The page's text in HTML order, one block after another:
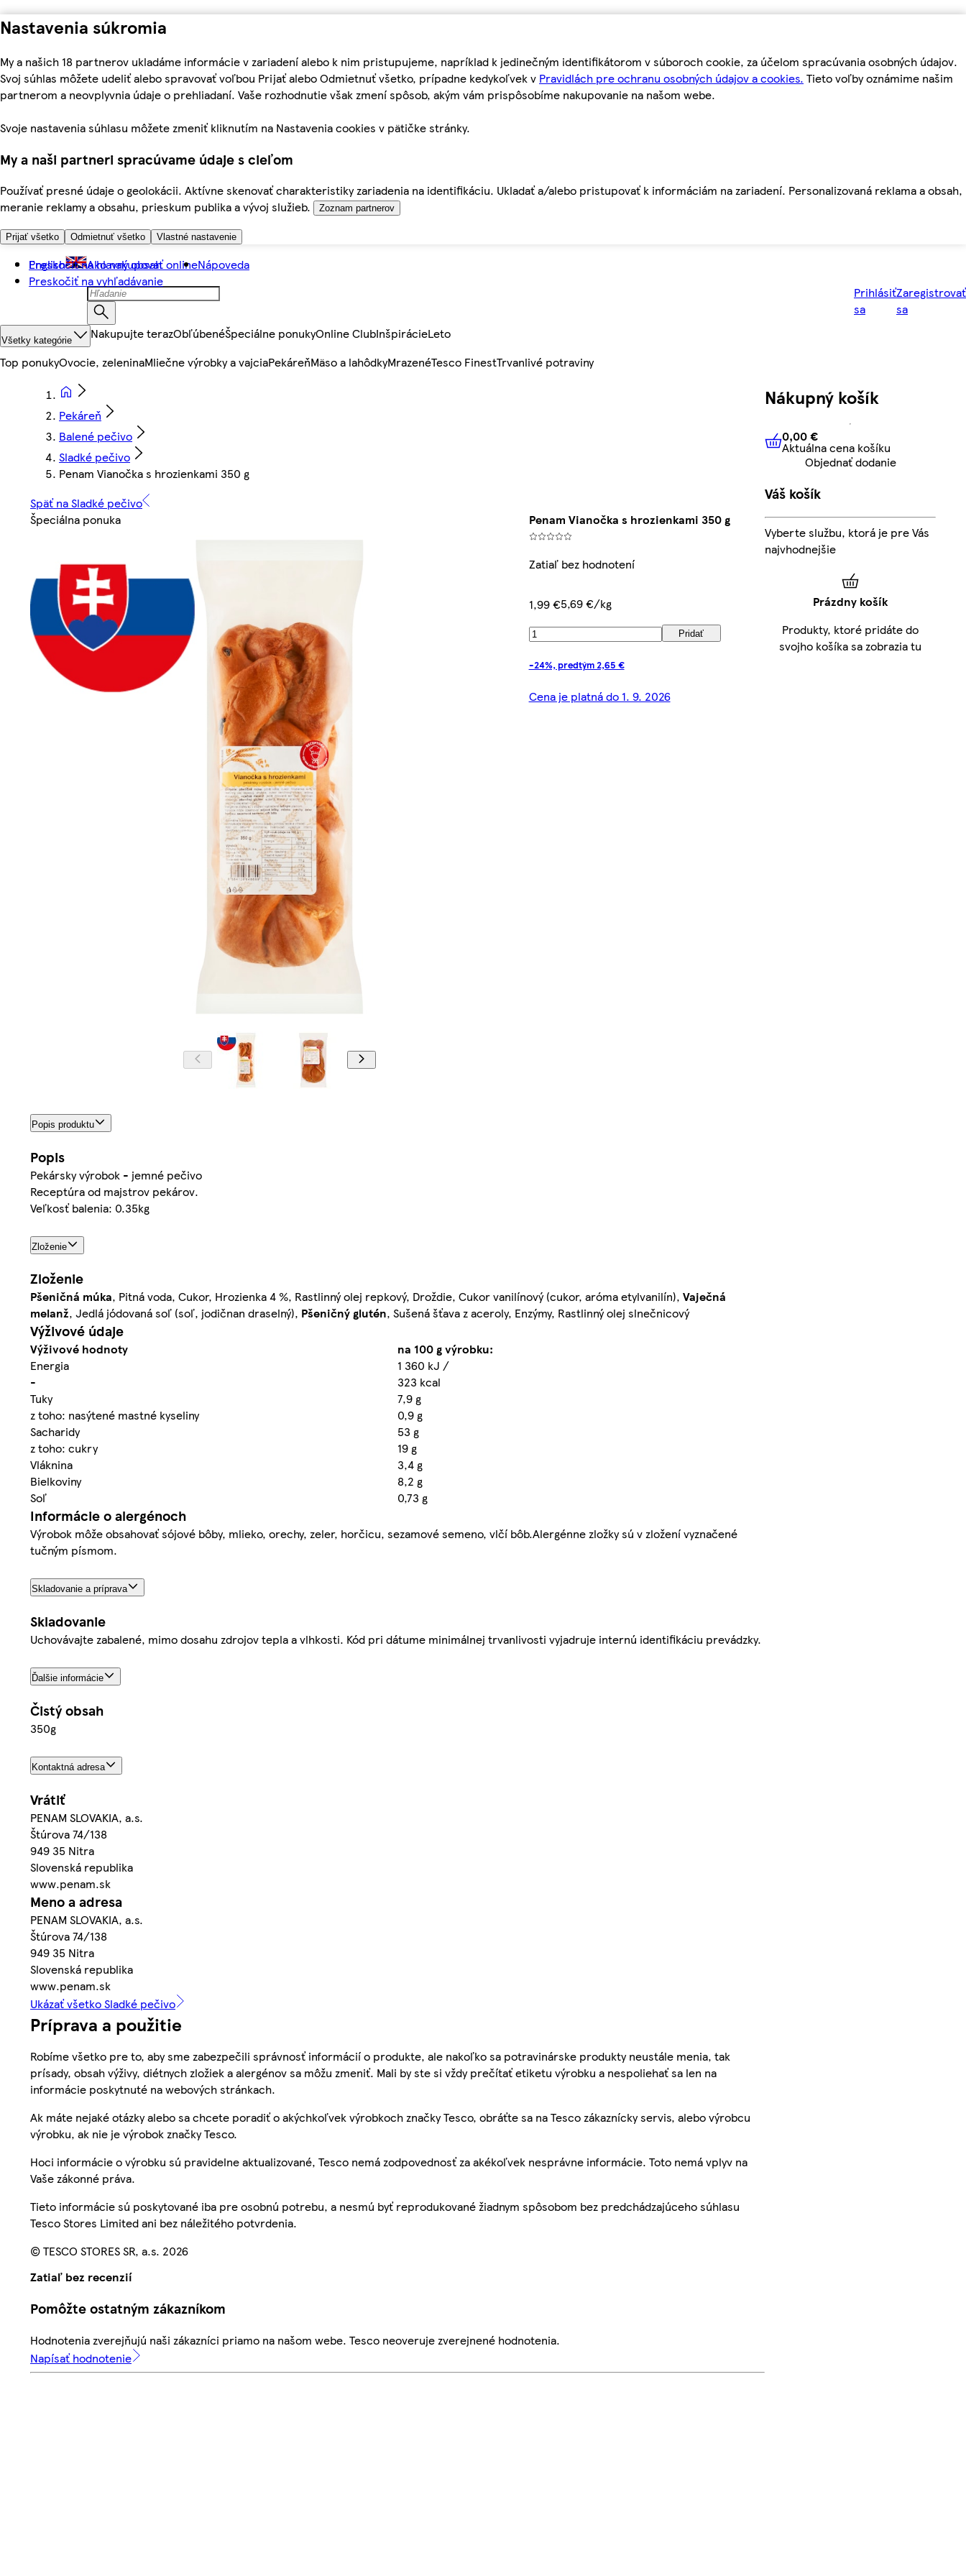
Nastavenia súkromia
My a našich 18 partnerov ukladáme informácie v zariadení alebo k nim pristupujeme, napríklad k jedinečným identifikátorom v súboroch cookie, za účelom spracúvania osobných údajov.
Svoj súhlas môžete udeliť alebo spravovať voľbou Prijať alebo Odmietnuť všetko, prípadne kedykoľvek v Pravidlách pre ochranu osobných údajov a cookies. Tieto voľby oznámime našim
partnerom a neovplyvnia údaje o prehliadaní. Vaše rozhodnutie však zmení spôsob, akým vám prispôsobíme nakupovanie na našom webe.
Svoje nastavenia súhlasu môžete zmeniť kliknutím na Nastavenia cookies v pätičke stránky.
My a naši partneri spracúvame údaje s cieľom
Používať presné údaje o geolokácii. Aktívne skenovať charakteristiky zariadenia na identifikáciu. Ukladať a/alebo pristupovať k informáciám na zariadení. Personalizovaná reklama a obsah,
meranie reklamy a obsahu, prieskum publika a vývoj služieb.
Zoznam partnerov
Prijať všetko Odmietnuť všetko Vlastné nastavenie
Preskočiť na hlavný obsah
Preskočiť na vyhľadávanie
English Ako nakupovať onlineNápoveda
Prihlásiť
sa
Zaregistrovať
sa
Všetky kategórie Nakupujte terazObľúbenéŠpeciálne ponukyOnline ClubInšpirácieLeto
Top ponukyOvocie, zeleninaMliečne výrobky a vajciaPekáreňMäso a lahôdkyMrazenéTesco FinestTrvanlivé potraviny
Pekáreň
Balené pečivo
Sladké pečivo
Penam Vianočka s hrozienkami 350 g
Späť na Sladké pečivo
Špeciálna ponuka
Penam Vianočka s hrozienkami 350 g
Zatiaľ bez hodnotení
1,99 €5,69 €/kg
Pridať
-24%, predtým 2,65 €
Cena je platná do 1. 9. 2026
Popis produktu
Popis
Pekársky výrobok - jemné pečivo
Receptúra od majstrov pekárov.
Veľkosť balenia: 0.35kg
Zloženie
Zloženie
Pšeničná múka, Pitná voda, Cukor, Hrozienka 4 %, Rastlinný olej repkový, Droždie, Cukor vanilínový (cukor, aróma etylvanilín), Vaječná
melanž, Jedlá jódovaná soľ (soľ, jodičnan draselný), Pšeničný glutén, Sušená šťava z aceroly, Enzýmy, Rastlinný olej slnečnicový
Výživové údaje
Výživové hodnoty
na 100 g výrobku:
Energia
1 360 kJ /
-
323 kcal
Tuky
7,9 g
z toho: nasýtené mastné kyseliny
0,9 g
Sacharidy
53 g
z toho: cukry
19 g
Vláknina
3,4 g
Bielkoviny
8,2 g
Soľ
0,73 g
Informácie o alergénoch
Výrobok môže obsahovať sójové bôby, mlieko, orechy, zeler, horčicu, sezamové semeno, vlčí bôb.Alergénne zložky sú v zložení vyznačené
tučným písmom.
Skladovanie a príprava
Skladovanie
Uchovávajte zabalené, mimo dosahu zdrojov tepla a vlhkosti. Kód pri dátume minimálnej trvanlivosti vyjadruje internú identifikáciu prevádzky.
Ďalšie informácie
Čistý obsah
350g
Kontaktná adresa
Vrátiť
PENAM SLOVAKIA, a.s.
Štúrova 74/138
949 35 Nitra
Slovenská republika
www.penam.sk
Meno a adresa
PENAM SLOVAKIA, a.s.
Štúrova 74/138
949 35 Nitra
Slovenská republika
www.penam.sk
Ukázať všetko Sladké pečivo
Príprava a použitie
Robíme všetko pre to, aby sme zabezpečili správnosť informácií o produkte, ale nakoľko sa potravinárske produkty neustále menia, tak
prísady, obsah výživy, diétnych zložiek a alergénov sa môžu zmeniť. Mali by ste si vždy prečítať etiketu výrobku a nespoliehať sa len na
informácie poskytnuté na webových stránkach.
Ak máte nejaké otázky alebo sa chcete poradiť o akýchkoľvek výrobkoch značky Tesco, obráťte sa na Tesco zákaznícky servis, alebo výrobcu
výrobku, ak nie je výrobok značky Tesco.
Hoci informácie o výrobku sú pravidelne aktualizované, Tesco nemá zodpovednosť za akékoľvek nesprávne informácie. Toto nemá vplyv na
Vaše zákonné práva.
Tieto informácie sú poskytované iba pre osobnú potrebu, a nesmú byť reprodukované žiadnym spôsobom bez predchádzajúceho súhlasu
Tesco Stores Limited ani bez náležitého potvrdenia.
© TESCO STORES SR, a.s. 2026
Zatiaľ bez recenzií
Pomôžte ostatným zákazníkom
Hodnotenia zverejňujú naši zákazníci priamo na našom webe. Tesco neoveruje zverejnené hodnotenia.
Napísať hodnotenie
Nákupný košík
0,00 € Aktuálna cena košíku
0,00 €
Aktuálna cena košíku
Objednať dodanie
Váš košík
Vyberte službu, ktorá je pre Vás
najvhodnejšie
Prázdny košík
Produkty, ktoré pridáte do
svojho košíka sa zobrazia tu